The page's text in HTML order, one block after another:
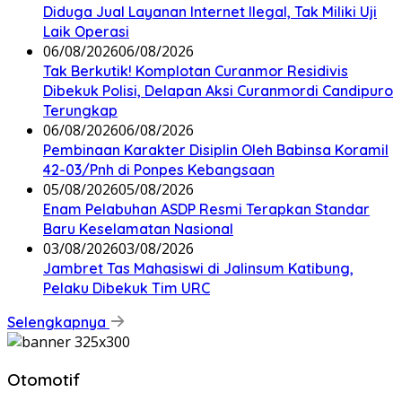
Diduga Jual Layanan Internet Ilegal, Tak Miliki Uji
Laik Operasi
06/08/202606/08/2026
Tak Berkutik! Komplotan Curanmor Residivis
Dibekuk Polisi, Delapan Aksi Curanmordi Candipuro
Terungkap
06/08/202606/08/2026
Pembinaan Karakter Disiplin Oleh Babinsa Koramil
42-03/Pnh di Ponpes Kebangsaan
05/08/202605/08/2026
Enam Pelabuhan ASDP Resmi Terapkan Standar
Baru Keselamatan Nasional
03/08/202603/08/2026
Jambret Tas Mahasiswi di Jalinsum Katibung,
Pelaku Dibekuk Tim URC
Selengkapnya
Otomotif